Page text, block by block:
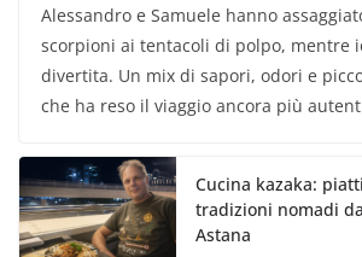
Alessandro e Samuele hanno
scorpioni ai tentacoli di polpo, mentre
divertita. Un mix di sapori, odori e
che ha reso il viaggio ancora più
Cucina kazaka:
tradizioni nomadi
Astana